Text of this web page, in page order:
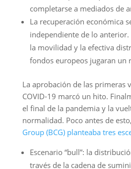
completarse a mediados de
La recuperación económica
independiente de lo anterior.
la movilidad y la efectiva
fondos europeos jugaran un
La aprobación de las primeras
COVID-19 marcó un hito.
el final de la pandemia y la
normalidad. Poco antes de esto,
Group (BCG) planteaba tres
Escenario “bull”: la
través de la cadena de